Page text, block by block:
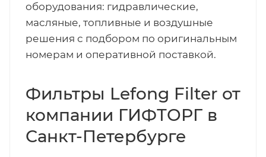
оборудования: гидравлические,
масляные, топливные и воздушные
решения с подбором по оригинальным
номерам и оперативной поставкой.
Фильтры Lefong Filter от
компании ГИФТОРГ в
Санкт-Петербурге